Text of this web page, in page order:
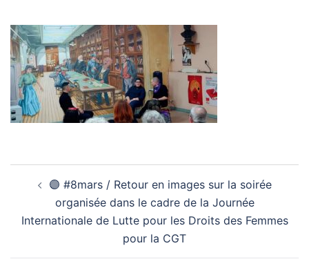
d’article🟣 #8mars / Retour en images sur la soirée
organisée dans le cadre de la Journée
Internationale de Lutte pour les Droits des Femmes
pour la CGT